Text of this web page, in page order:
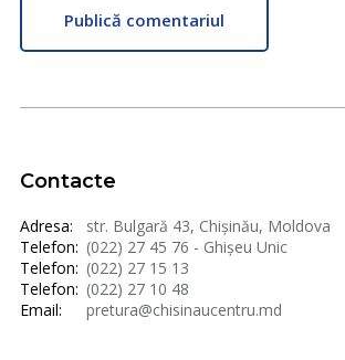
Publică comentariul
Contacte
Adresa:
str. Bulgară 43, Chișinău, Moldova
Telefon: (022) 27 45 76 - Ghișeu Unic
Telefon: (022) 27 15 13
Telefon: (022) 27 10 48
Email:
pretura@chisinaucentru.md